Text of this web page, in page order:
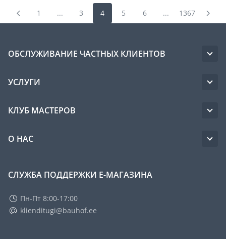
1 ... 3 4 5 6 ... 1367
ОБСЛУЖИВАНИЕ ЧАСТНЫХ КЛИЕНТОВ
УСЛУГИ
КЛУБ МАСТЕРОВ
О НАС
СЛУЖБА ПОДДЕРЖКИ Е-МАГАЗИНА
Пн-Пт 8:00-17:00
klienditugi@bauhof.ee